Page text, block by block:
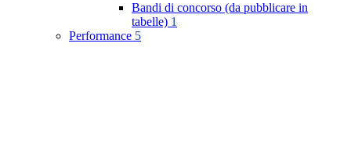
Bandi di concorso (da pubblicare in
tabelle) 1
Performance 5